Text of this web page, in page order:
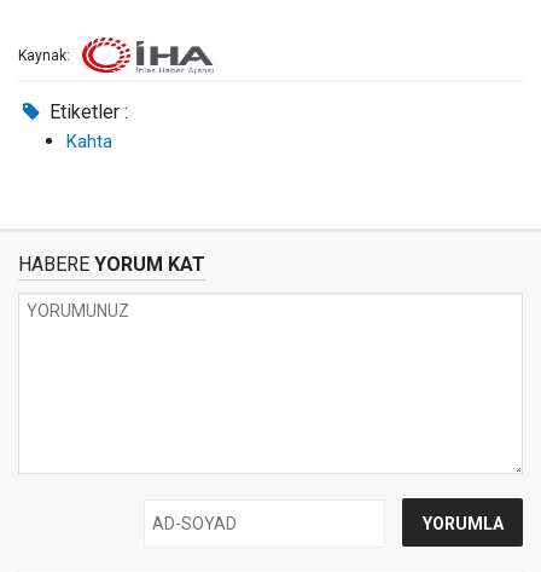
Kaynak:
Etiketler :
Kahta
HABERE YORUM KAT